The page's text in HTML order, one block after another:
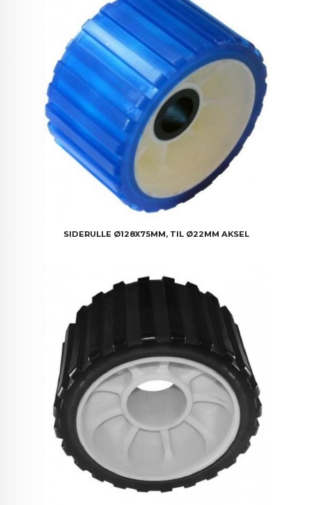
SIDERULLE Ø128X75MM, TIL Ø22MM AKSEL